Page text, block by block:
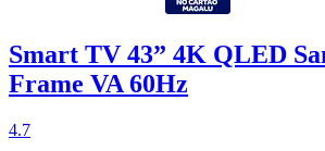
Smart TV 43” 4K QLED
Frame VA 60Hz
4.7